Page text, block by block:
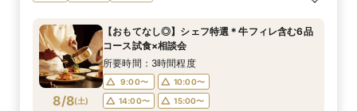
8/8(土)
【おもてなし◎】シェフ特選＊牛フィレ含む6品
コース試食×相談会
所要時間：3時間程度
9:00〜
10:00〜
14:00〜
15:00〜